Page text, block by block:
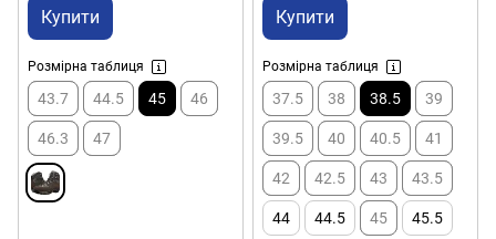
Купити
Розмірна таблиця
43.7 44.5 45 46
46.3 47
Купити
Розмірна таблиця
37.5 38 38.5 39
39.5 40 40.5 41
42 42.5 43 43.5
44 44.5 45 45.5